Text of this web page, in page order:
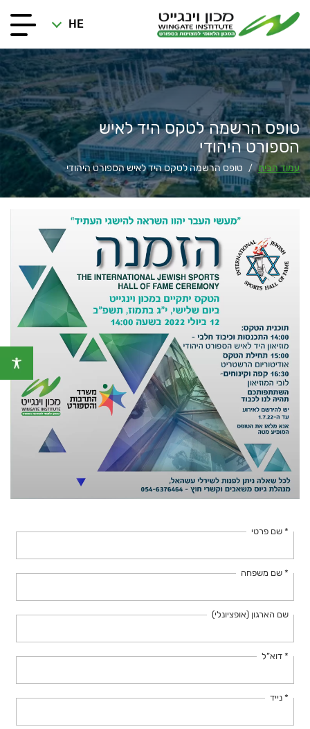
HE
טופס הרשמה לטקס היד לאיש
הספורט היהודי
עמוד הבית / טופס הרשמה לטקס היד לאיש הספורט היהודי
* שם פרטי
* שם משפחה
שם הארגון (אופציונלי)
* דוא”ל
* נייד